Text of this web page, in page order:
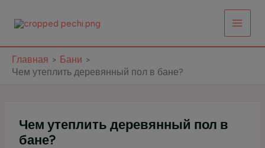
Главная
Бани
Чем утеплить деревянный пол в бане?
Чем утеплить деревянный пол в
бане?